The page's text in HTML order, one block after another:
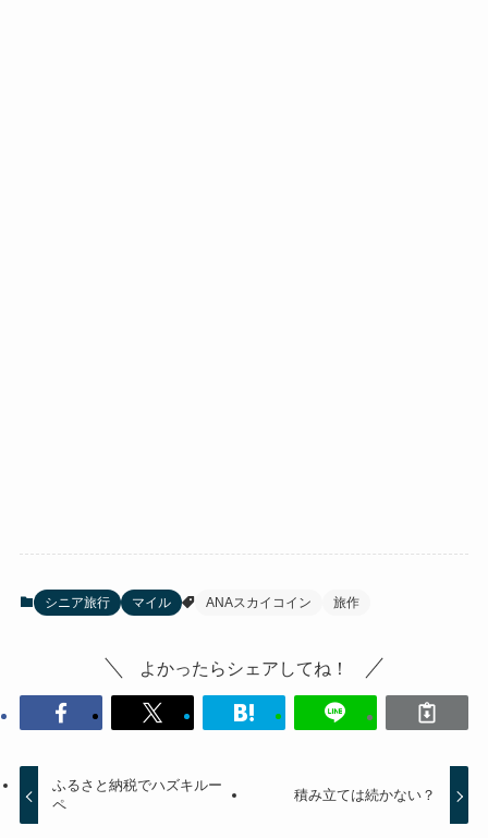
シニア旅行 マイル ANAスカイコイン 旅作
よかったらシェアしてね！
ふるさと納税でハズキルー
ペ
積み立ては続かない？